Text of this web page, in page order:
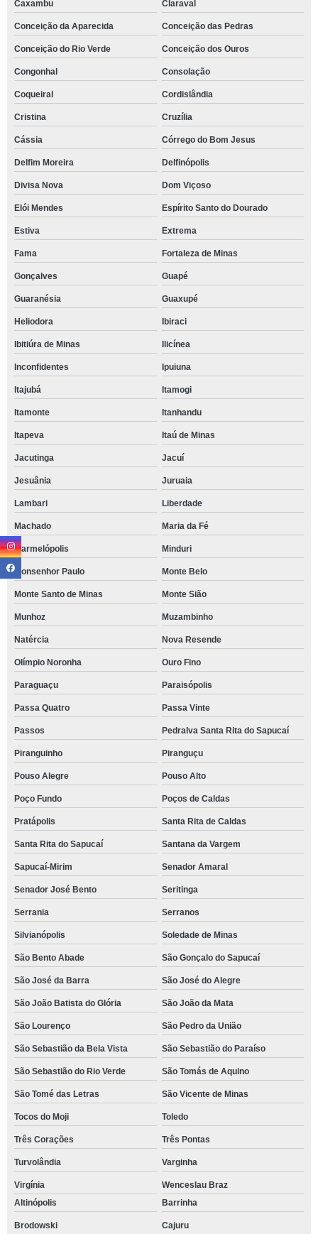
Caxambu Claraval
Conceição da Aparecida Conceição das Pedras
Conceição do Rio Verde Conceição dos Ouros
Congonhal Consolação
Coqueiral Cordislândia
Cristina Cruzília
Cássia Córrego do Bom Jesus
Delfim Moreira Delfinópolis
Divisa Nova Dom Viçoso
Elói Mendes Espírito Santo do Dourado
Estiva Extrema
Fama Fortaleza de Minas
Gonçalves Guapé
Guaranésia Guaxupé
Heliodora Ibiraci
Ibitiúra de Minas Ilicínea
Inconfidentes Ipuiuna
Itajubá Itamogi
Itamonte Itanhandu
Itapeva Itaú de Minas
Jacutinga Jacuí
Jesuânia Juruaia
Lambari Liberdade
Machado Maria da Fé
Marmelópolis Minduri
Monsenhor Paulo Monte Belo
Monte Santo de Minas Monte Sião
Munhoz Muzambinho
Natércia Nova Resende
Olímpio Noronha Ouro Fino
Paraguaçu Paraisópolis
Passa Quatro Passa Vinte
Passos Pedralva Santa Rita do Sapucaí
Piranguinho Piranguçu
Pouso Alegre Pouso Alto
Poço Fundo Poços de Caldas
Pratápolis Santa Rita de Caldas
Santa Rita do Sapucaí Santana da Vargem
Sapucaí-Mirim Senador Amaral
Senador José Bento Seritinga
Serrania Serranos
Silvianópolis Soledade de Minas
São Bento Abade São Gonçalo do Sapucaí
São José da Barra São José do Alegre
São João Batista do Glória São João da Mata
São Lourenço São Pedro da União
São Sebastião da Bela Vista São Sebastião do Paraíso
São Sebastião do Rio Verde São Tomás de Aquino
São Tomé das Letras São Vicente de Minas
Tocos do Moji Toledo
Três Corações Três Pontas
Turvolândia Varginha
Virgínia
Wenceslau Braz
Altinópolis
Barrinha
Brodowski Cajuru